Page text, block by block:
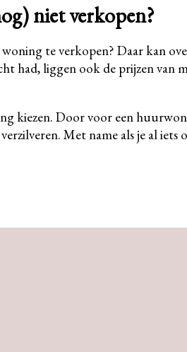
niet verkopen?
te verkopen? Daar kan
had, liggen ook de prijzen van
kiezen. Door voor een
Met name als je al